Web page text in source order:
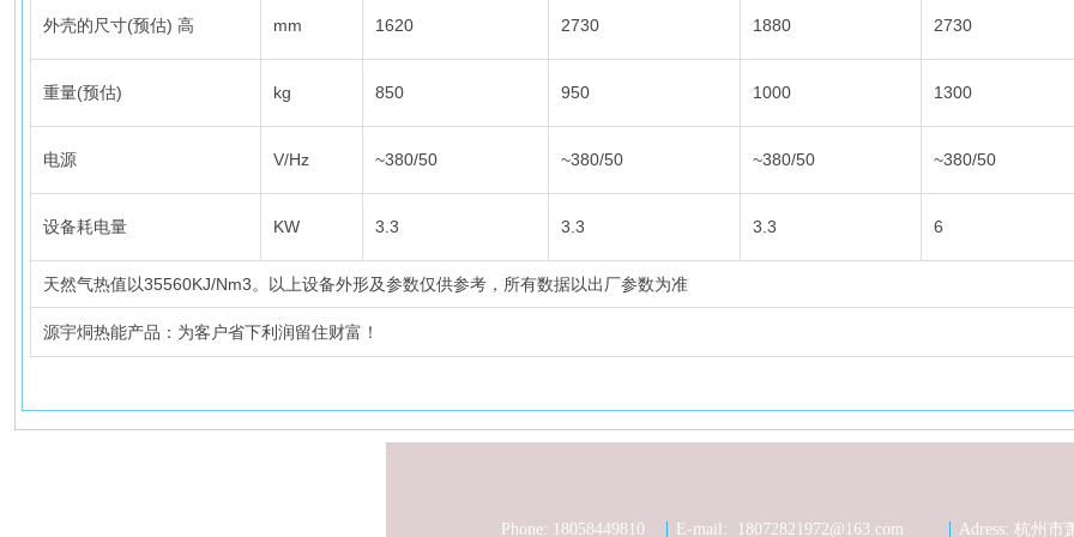
外壳的尺寸(预估) 高 mm 1620 2730 1880 2730
重量(预估) kg 850 950 1000 1300
电源 V/Hz ~380/50 ~380/50 ~380/50 ~380/50
设备耗电量 KW 3.3 3.3 3.3 6
天然气热值以35560KJ/Nm3。以上设备外形及参数仅供参考，所有数据以出厂参数为准
源宇烔热能产品：为客户省下利润留住财富！
Phone: 18058449810 E-mail: 18072821972@163.com Adress: 杭州市